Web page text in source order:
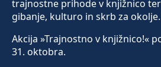
trajnostne prihode v knjižnico
gibanje, kulturo in skrb za okolje.
Akcija »Trajnostno v knjižnico!«
31. oktobra.